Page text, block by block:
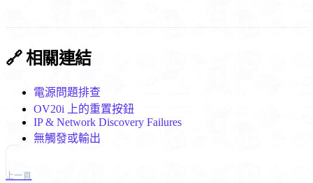
🔗 相關連結
電源問題排查
OV20i 上的重置按鈕
IP & Network Discovery Failures
無觸發或輸出
上一頁